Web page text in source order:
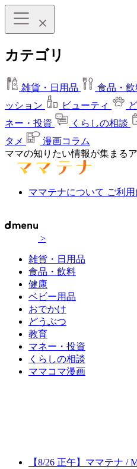
カテゴリ
雑貨・日用品 食品・飲
ッション
ビューティ
ネー・投資
くらしの相談
タメ
漫画コラム
ママの知りたい情報が集まる
ママテナについて ご利
>
雑貨・日用品
食品・飲料
健康
ベビー用品
おでかけ
どうぶつ
教育
マネー・投資
くらしの相談
ママコマ漫画
【8/26 正午】ママテナ /